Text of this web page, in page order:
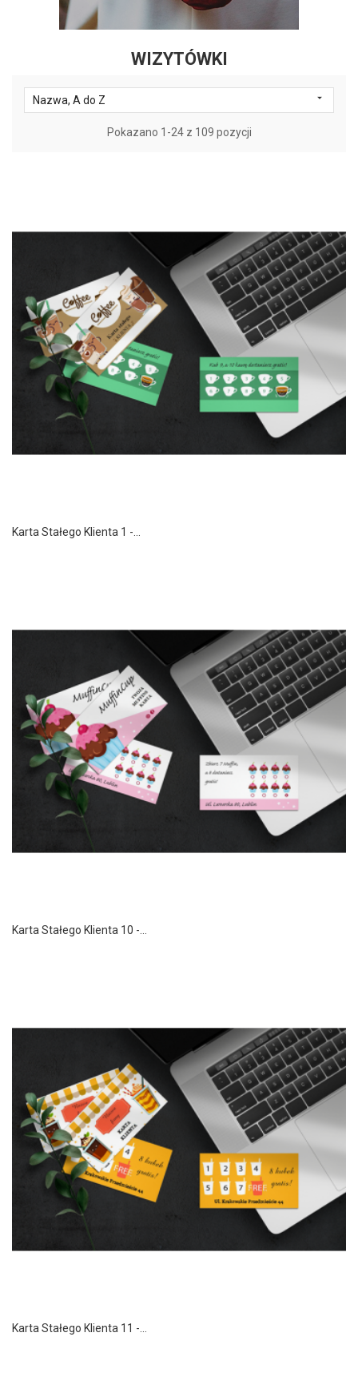
WIZYTÓWKI
Nazwa, A do Z 
Pokazano 1-24 z 109 pozycji
Karta Stałego Klienta 1 -...
Karta Stałego Klienta 10 -...
Karta Stałego Klienta 11 -...